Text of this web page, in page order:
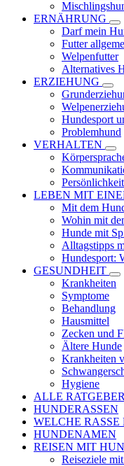
ERNÄHRUNG
Darf mein
Futter
Welpenfutter
Alternatives
ERZIEHUNG
Hundesport
Problemhund
VERHALTEN
LEBEN MIT
Mit dem
Wohin mit
Hunde mit
Alltagstipps
Hundesport:
GESUNDHEIT
Krankheiten
Symptome
Behandlung
Hausmittel
Zecken und
Ältere Hunde
Krankheiten
Hygiene
ALLE RATGEBER
HUNDERASSEN
WELCHE RASSE
HUNDENAMEN
REISEN MIT
Reiseziele